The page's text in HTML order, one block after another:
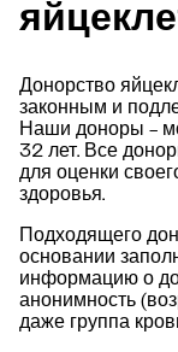
Донорство
законным и
Наши доноры -
32 лет. Все
для оценки
здоровья.
Подходящего
основании
информацию о
анонимность
даже группа